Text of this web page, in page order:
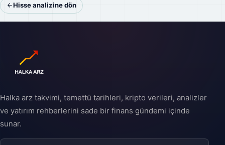
Hisse analizine dön
Halka arz takvimi, temettü tarihleri, kripto verileri, analizler
ve yatırım rehberlerini sade bir finans gündemi içinde
sunar.